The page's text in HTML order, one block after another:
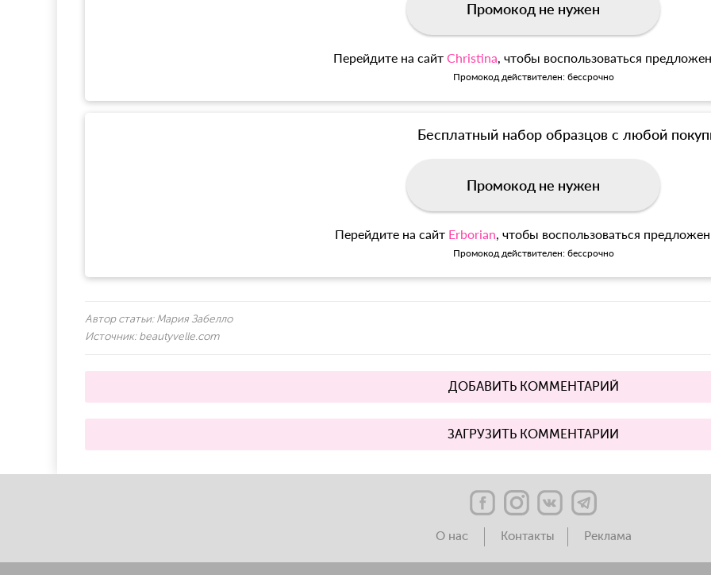
Промокод не нужен
Перейдите на сайт Christina, чтобы воспользоваться
Промокод действителен: бессрочно
Бесплатный набор образцов с любой
Промокод не нужен
Перейдите на сайт Erborian, чтобы воспользоваться
Промокод действителен: бессрочно
Автор статьи: Мария Забелло
Источник: beautyvelle.com
ДОБАВИТЬ КОММЕНТАРИЙ
ЗАГРУЗИТЬ КОММЕНТАРИИ
О нас Контакты Реклама